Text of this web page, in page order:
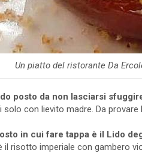
Un piatto del ristorante Da
posto da non lasciarsi
solo con lievito madre. Da
in cui fare tappa è il Lido
il risotto imperiale con gambero